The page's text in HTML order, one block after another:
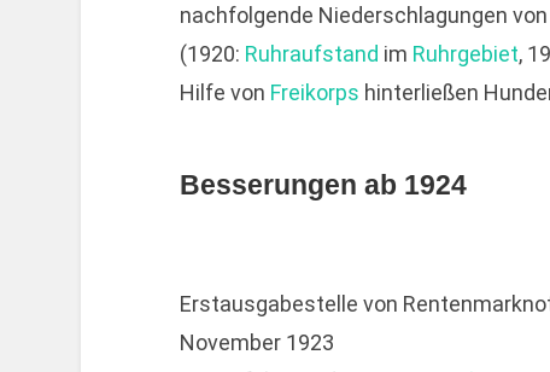
nachfolgende Niederschlagungen
(1920: Ruhraufstand im Ruhrgebiet,
Hilfe von Freikorps hinterließen
Besserungen ab 1924
Erstausgabestelle von
November 1923